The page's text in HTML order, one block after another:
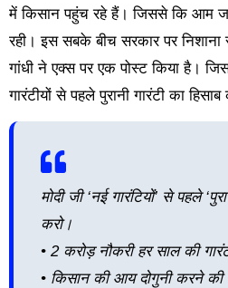
में किसान पहुंच रहे हैं। जिससे कि आम
रही। इस सबके बीच सरकार पर
गांधी ने एक्स पर एक पोस्ट किया है।
गारंटीयों से पहले पुरानी गारंटी का हिसाब
मोदी जी ‘नई गारंटियों’ से पहले
करो।
• 2 करोड़ नौकरी हर साल की
• किसान की आय दोगुनी करने की